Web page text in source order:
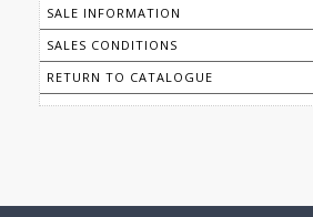
SALE INFORMATION
SALES CONDITIONS
RETURN TO CATALOGUE